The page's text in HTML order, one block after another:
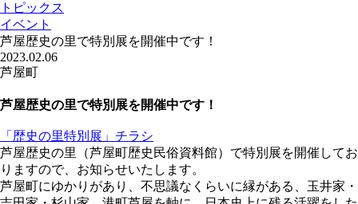
トピックス
イベント
芦屋歴史の里で特別展を開催中です！
2023.02.06
芦屋町
芦屋歴史の里で特別展を開催中です！
「歴史の里特別展」チラシ
芦屋歴史の里（芦屋町歴史民俗資料館）で特別展を開催してお
りますので、お知らせいたします。
芦屋町にゆかりがあり、不思議なくらいに縁がある、玉井家・